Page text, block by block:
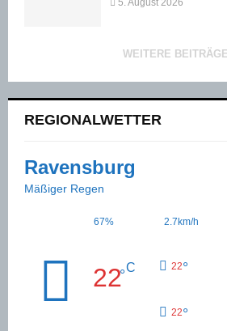
5. August 2026
WEITERE BEITRÄGE
REGIONALWETTER
Ravensburg
Mäßiger Regen
67% 2.7km/h
22°C 22°
22°